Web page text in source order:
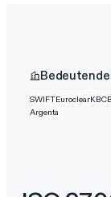
SWIFTEuroclearKBC
Argenta